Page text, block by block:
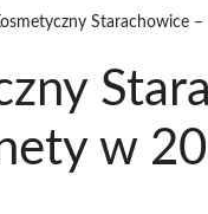
Starachowice
w